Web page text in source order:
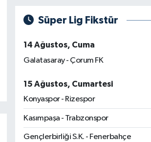
Süper Lig Fikstür
14 Ağustos, Cuma
Galatasaray - Çorum FK
15 Ağustos, Cumartesi
Konyaspor - Rizespor
Kasımpaşa - Trabzonspor
Gençlerbirliği S.K. - Fenerbahçe